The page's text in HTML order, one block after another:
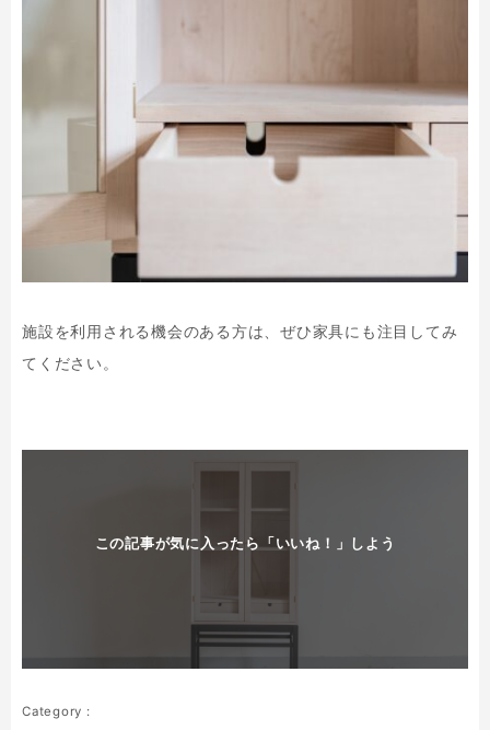
施設を利用される機会のある方は、ぜひ家具にも注目してみ
てください。
この記事が気に入ったら「いいね！」しよう